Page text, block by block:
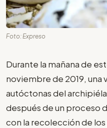
Foto: Expreso
Durante la mañana de
noviembre de 2019, una
autóctonas del
después de un proceso
con la recolección de